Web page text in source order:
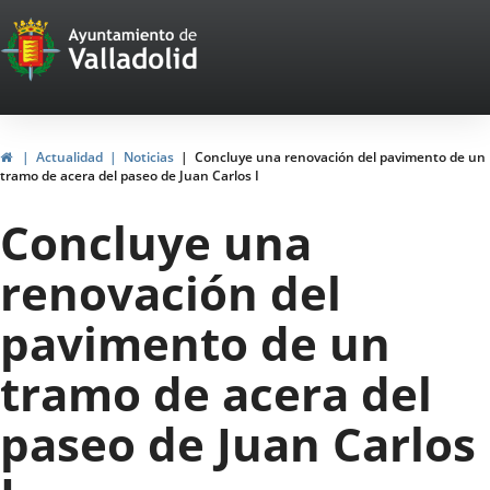
Portal
Web
del
Ayuntamiento
de
Valladolid
InicioActualidad Noticias
Concluye una renovación del pavimento de un
tramo de acera del paseo de Juan Carlos I
Concluye una
renovación del
pavimento de un
tramo de acera del
paseo de Juan Carlos